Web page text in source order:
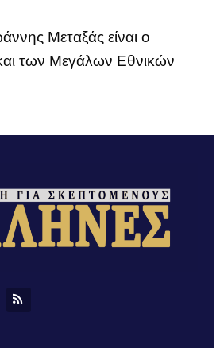
Μεταξάς είναι ο
των Μεγάλων Εθνικών